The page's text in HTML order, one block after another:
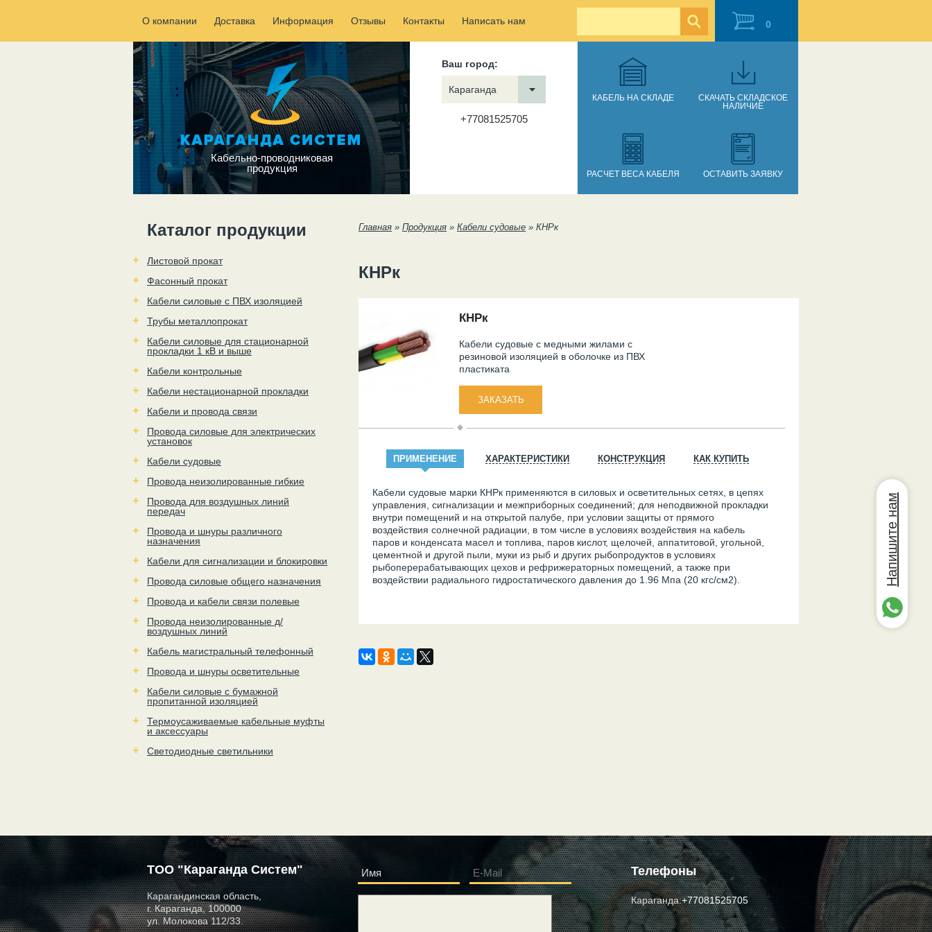
О компании Доставка Информация Отзывы Контакты Написать нам 0
Кабельно-проводниковая
продукция
Ваш город:
Караганда
+77081525705
КАБЕЛЬ НА СКЛАДЕ
СКАЧАТЬ СКЛАДСКОЕ
НАЛИЧИЕ
РАСЧЕТ ВЕСА КАБЕЛЯ ОСТАВИТЬ ЗАЯВКУ
Каталог продукции
Листовой прокат
Фасонный прокат
Кабели силовые с ПВХ изоляцией
Трубы металлопрокат
Кабели силовые для стационарной
прокладки 1 кВ и выше
Кабели контрольные
Кабели нестационарной прокладки
Кабели и провода связи
Провода силовые для электрических
установок
Кабели судовые
Провода неизолированные гибкие
Провода для воздушных линий
передач
Провода и шнуры различного
назначения
Кабели для сигнализации и блокировки
Провода силовые общего назначения
Провода и кабели связи полевые
Провода неизолированные д/
воздушных линий
Кабель магистральный телефонный
Провода и шнуры осветительные
Кабели силовые с бумажной
пропитанной изоляцией
Термоусаживаемые кабельные муфты
и аксессуары
Светодиодные светильники
Вы здесь
Главная » Продукция » Кабели судовые » КНРк
КНРк
КНРк
Кабели судовые с медными жилами с
резиновой изоляцией в оболочке из ПВХ
пластиката
ПРИМЕНЕНИЕ ХАРАКТЕРИСТИКИ КОНСТРУКЦИЯ КАК КУПИТЬ
Кабели судовые марки КНРк применяются в силовых и осветительных сетях, в цепях
управления, сигнализации и межприборных соединений; для неподвижной прокладки
внутри помещений и на открытой палубе, при условии защиты от прямого
воздействия солнечной радиации, в том числе в условиях воздействия на кабель
паров и конденсата масел и топлива, паров кислот, щелочей, аппатитовой, угольной,
цементной и другой пыли, муки из рыб и других рыбопродуктов в условиях
рыбоперерабатывающих цехов и рефрижераторных помещений, а также при
воздействии радиального гидростатического давления до 1.96 Мпа (20 кгс/см2).
ТОО "Караганда Систем"
Карагандинская область,
г. Караганда, 100000
ул. Молокова 112/33.
Имя
E-Mail
Телефоны
Караганда:+77081525705
Напишите нам